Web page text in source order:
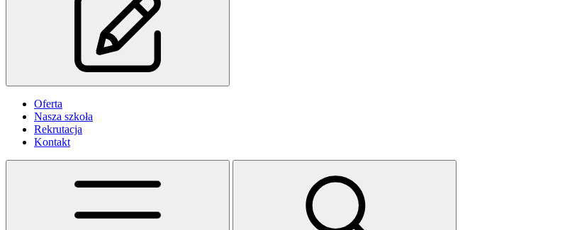
Oferta
Nasza szkoła
Rekrutacja
Kontakt